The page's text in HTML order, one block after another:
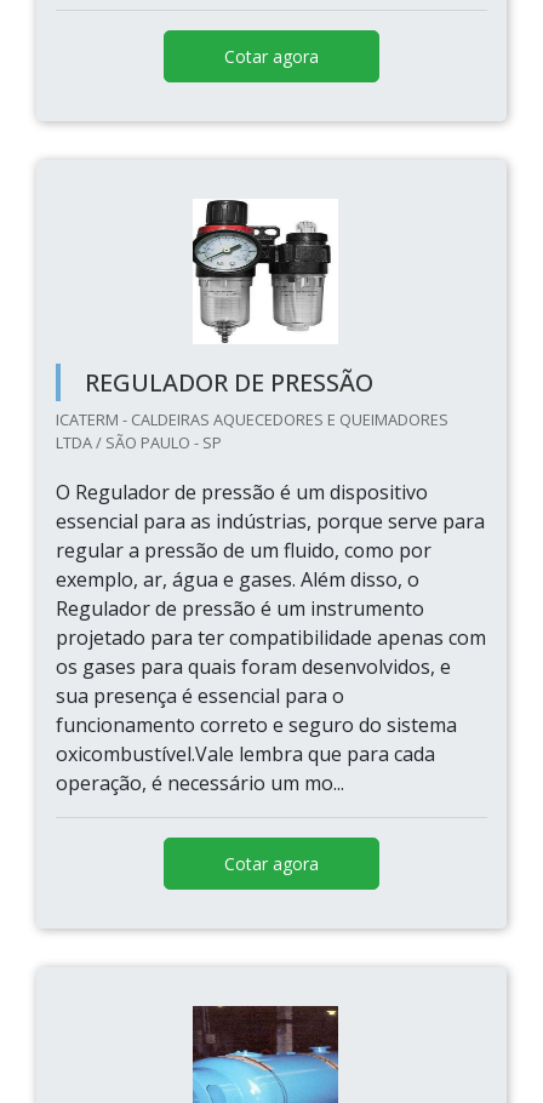
Cotar agora
REGULADOR DE PRESSÃO
ICATERM - CALDEIRAS AQUECEDORES E QUEIMADORES
LTDA / SÃO PAULO - SP
O Regulador de pressão é um dispositivo
essencial para as indústrias, porque serve para
regular a pressão de um fluido, como por
exemplo, ar, água e gases. Além disso, o
Regulador de pressão é um instrumento
projetado para ter compatibilidade apenas com
os gases para quais foram desenvolvidos, e
sua presença é essencial para o
funcionamento correto e seguro do sistema
oxicombustível.Vale lembra que para cada
operação, é necessário um mo...
Cotar agora